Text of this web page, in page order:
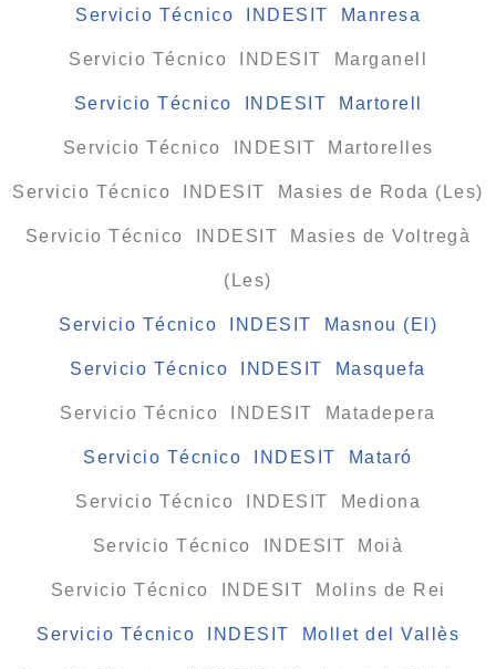
Servicio Técnico INDESIT Manresa
Servicio Técnico INDESIT Marganell
Servicio Técnico INDESIT Martorell
Servicio Técnico INDESIT Martorelles
Servicio Técnico INDESIT Masies de Roda (Les)
Servicio Técnico INDESIT Masies de Voltregà
(Les)
Servicio Técnico INDESIT Masnou (El)
Servicio Técnico INDESIT Masquefa
Servicio Técnico INDESIT Matadepera
Servicio Técnico INDESIT Mataró
Servicio Técnico INDESIT Mediona
Servicio Técnico INDESIT Moià
Servicio Técnico INDESIT Molins de Rei
Servicio Técnico INDESIT Mollet del Vallès